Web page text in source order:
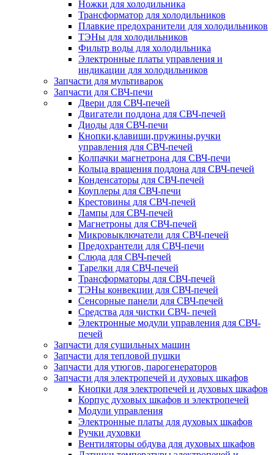
Ножки для холодильника
Трансформатор для холодильников
Плавкие предохранители для холодильников
ТЭНы для холодильников
Фильтр воды для холодильника
Электронные платы управления и
индикации для холодильников
Запчасти для мультиварок
Запчасти для СВЧ-печи
Двери для СВЧ-печей
Двигатели поддона для СВЧ-печей
Диоды для СВЧ-печи
Кнопки,клавиши,пружины,ручки
управления для СВЧ-печей
Колпачки магнетрона для СВЧ-печи
Кольца вращения поддона для СВЧ-печей
Конденсаторы для СВЧ-печей
Коуплеры для СВЧ-печи
Крестовины для СВЧ-печей
Лампы для СВЧ-печей
Магнетроны для СВЧ-печей
Микровыключатели для СВЧ-печей
Предохрантели для СВЧ-печи
Слюда для СВЧ-печей
Тарелки для СВЧ-печей
Трансформаторы для СВЧ-печей
ТЭНы конвекции для СВЧ-печей
Сенсорные панели для СВЧ-печей
Средства для чистки СВЧ- печей
Электронные модули управления для СВЧ-
печей
Запчасти для сушильных машин
Запчасти для тепловой пушки
Запчасти для утюгов, парогенераторов
Запчасти для электропечей и духовых шкафов
Кнопки для электропечей и духовых шкафов
Корпус духовых шкафов и электропечей
Модули управления
Электронные платы для духовых шкафов
Ручки духовки
Вентиляторы обдува для духовых шкафов